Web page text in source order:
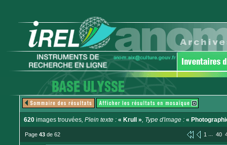
620 images trouvées, Plein texte : « Krull », Type d'image : «
Page 43 de 62 1 ... 40